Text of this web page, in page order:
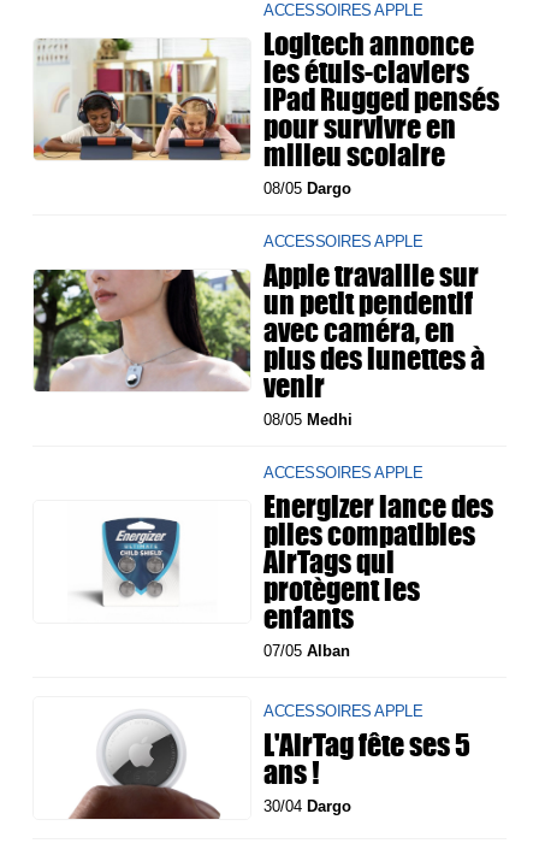
ACCESSOIRES APPLE
Logitech annonce
les étuis-claviers
iPad Rugged pensés
pour survivre en
milieu scolaire
08/05 Dargo
ACCESSOIRES APPLE
Apple travaille sur
un petit pendentif
avec caméra, en
plus des lunettes à
venir
08/05 Medhi
ACCESSOIRES APPLE
Energizer lance des
piles compatibles
AirTags qui
protègent les
enfants
07/05Alban
ACCESSOIRES APPLE
L'AirTag fête ses 5
ans !
30/04Dargo